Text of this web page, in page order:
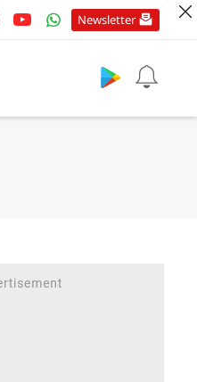
Newsletter